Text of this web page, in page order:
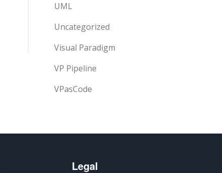
UML
Uncategorized
Visual Paradigm
VP Pipeline
VPasCode
Legal